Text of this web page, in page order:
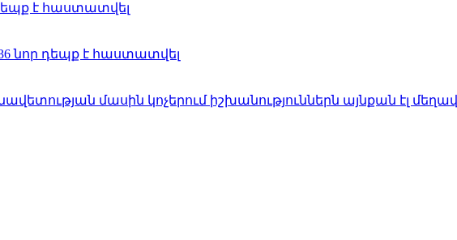
է հաստատվել
նոր դեպք է հաստատվել
մասին կոչերում իշխանություններն այնքան էլ